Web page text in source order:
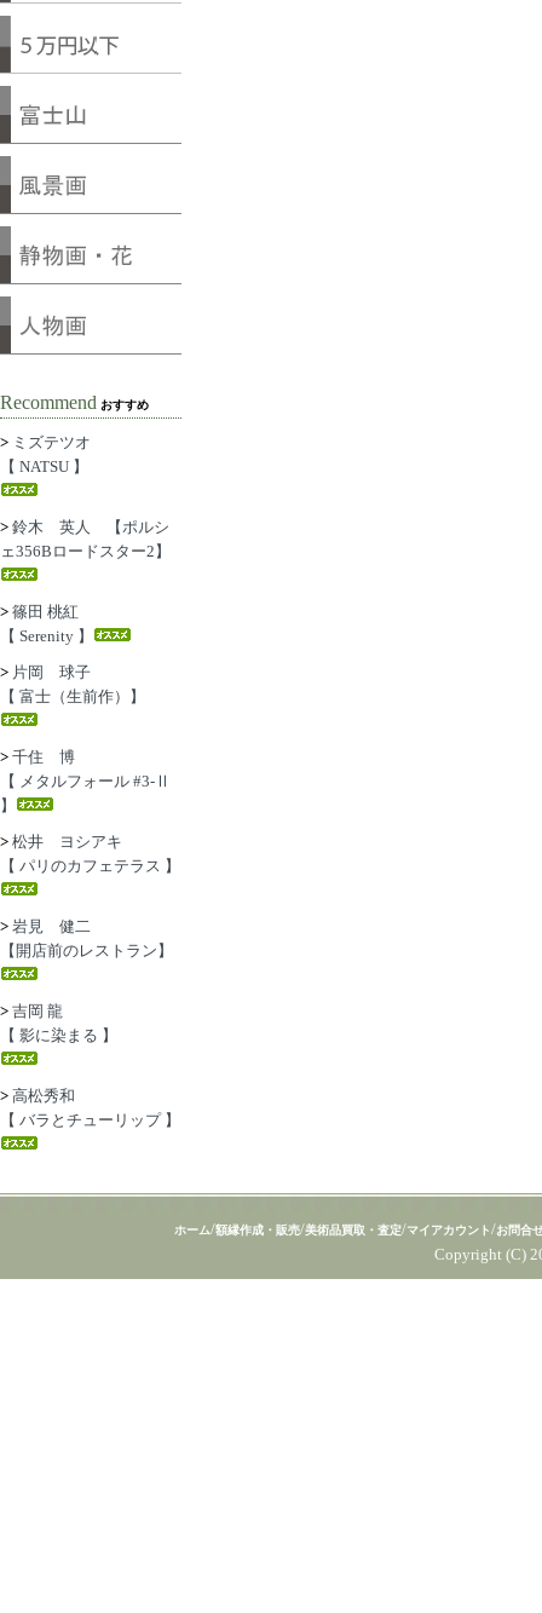
Recommend おすすめ
> ミズテツオ
【 NATSU 】
> 鈴木 英人 【ポルシ
ェ356Bロードスター2】
> 篠田 桃紅
【 Serenity 】
> 片岡 球子
【 富士（生前作）】
> 千住 博
【 メタルフォール #3-Ⅱ
】
> 松井 ヨシアキ
【 パリのカフェテラス 】
> 岩見 健二
【開店前のレストラン】
> 吉岡 龍
【 影に染まる 】
> 高松秀和
【 バラとチューリップ 】
ホーム/額縁作成・販売/美術品買取・査定/マイアカウント/お問合
Copyright (C)